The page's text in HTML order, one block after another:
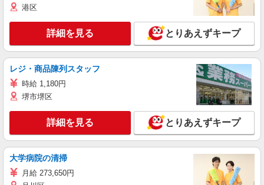
港区
詳細を見る とりあえずキープ
レジ・商品陳列スタッフ
時給 1,180円
堺市堺区
詳細を見る とりあえずキープ
大学病院の清掃
月給 273,650円